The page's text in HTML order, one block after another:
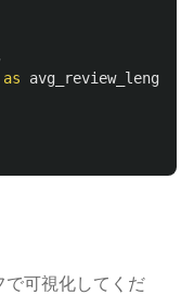
as
avg_review_length
可視化してくだ